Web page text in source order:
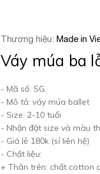
Thương hiệu: Made in
Váy múa ba
- Mã số: SG
- Mô tả: váy múa ballet
- Size: 2-10 tuổi
- Nhận đặt size và màu
- Giá lẻ 180k (sỉ liên hệ)
- Chất liệu:
+ Thân trên: chất cotton